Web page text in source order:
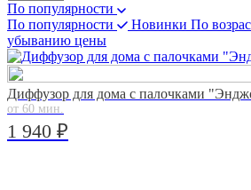
По популярности
По популярности
Новинки По
убыванию цены
Диффузор для дома с палочками
от 60 мин.
1 940 ₽